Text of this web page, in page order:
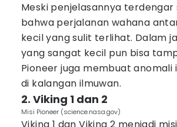
Meski penjelasannya terdengar
bahwa perjalanan wahana
kecil yang sulit terlihat. Dalam
yang sangat kecil pun bisa
Pioneer juga membuat
di kalangan ilmuwan.
2. Viking 1 dan 2
Misi Pioneer (science.nasa.gov)